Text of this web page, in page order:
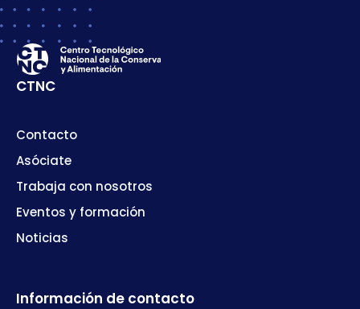
CTNC
Contacto
Asóciate
Trabaja con nosotros
Eventos y formación
Noticias
Información de contacto